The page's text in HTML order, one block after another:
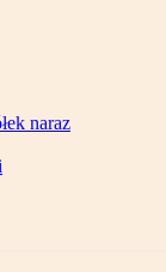
naraz